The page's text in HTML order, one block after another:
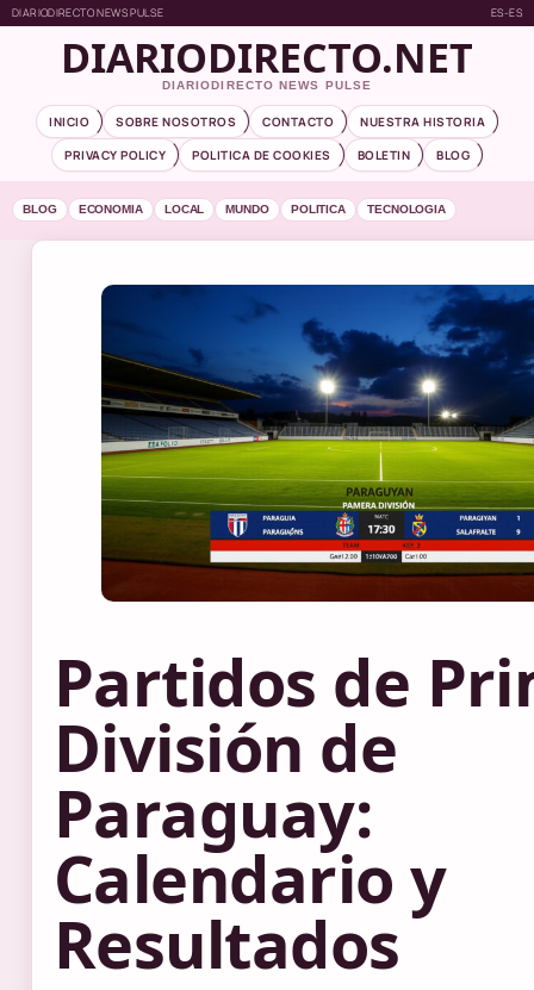
DIARIODIRECTO NEWS PULSE ES-ES
DIARIODIRECTO.NET
DIARIODIRECTO NEWS PULSE
INICIO SOBRE NOSOTROS CONTACTO
NUESTRA HISTORIA
PRIVACY POLICY
POLITICA DE COOKIES BOLETIN BLOG
BLOG ECONOMIA LOCAL MUNDO POLITICA TECNOLOGIA
Partidos de
División de
Paraguay:
Calendario y
Resultados